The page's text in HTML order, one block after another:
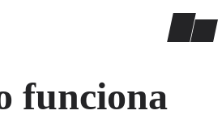
funciona